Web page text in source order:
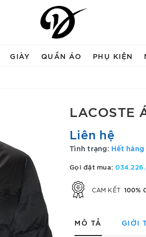
GIÀY QUẦN ÁO PHỤ KIỆN
LACOSTE
Liên hệ
Tình trạng: Hết
Gọi đặt mua:
CAM KẾT 100%
MÔ TẢ GIỚI